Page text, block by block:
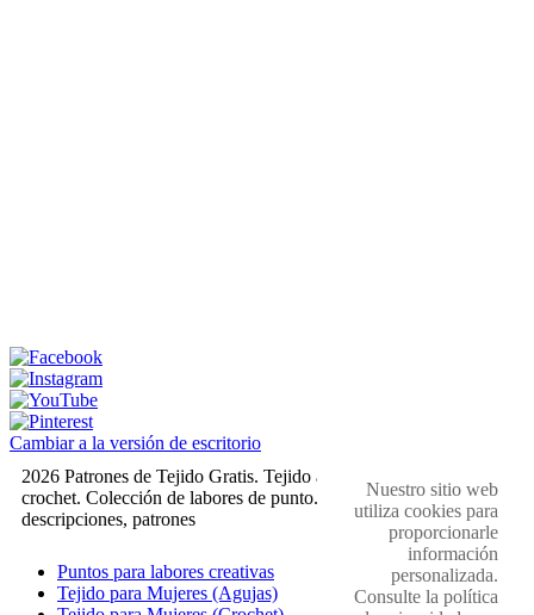
Cambiar a la versión de escritorio
2026 Patrones de Tejido Gratis. Tejido a dos agujas y
crochet. Colección de labores de punto. Muestras,
descripciones, patrones
Puntos para labores creativas
Tejido para Mujeres (Agujas)
Nuestro sitio web
utiliza cookies para
proporcionarle
información
personalizada.
Consulte la política